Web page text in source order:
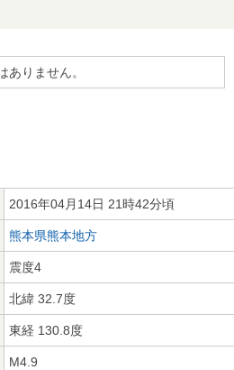
ありません。
2016年04月14日 21時42分頃
熊本県熊本地方
震度4
北緯 32.7度
東経 130.8度
M4.9